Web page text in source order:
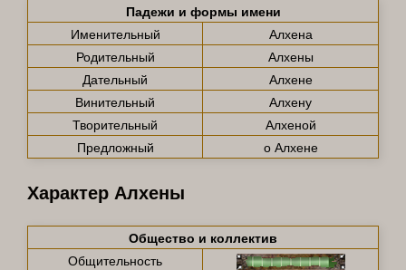
Падежи и формы имени
Именительный
Алхена
Родительный
Алхены
Дательный
Алхене
Винительный
Алхену
Творительный
Алхеной
Предложный
о Алхене
Характер Алхены
Общество и коллектив
Общительность